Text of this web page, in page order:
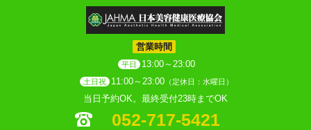
営業時間
平日 13:00～23:00
土日祝 11:00～23:00 （定休日：水曜日）
当日予約OK。最終受付23時までOK
052-717-5421